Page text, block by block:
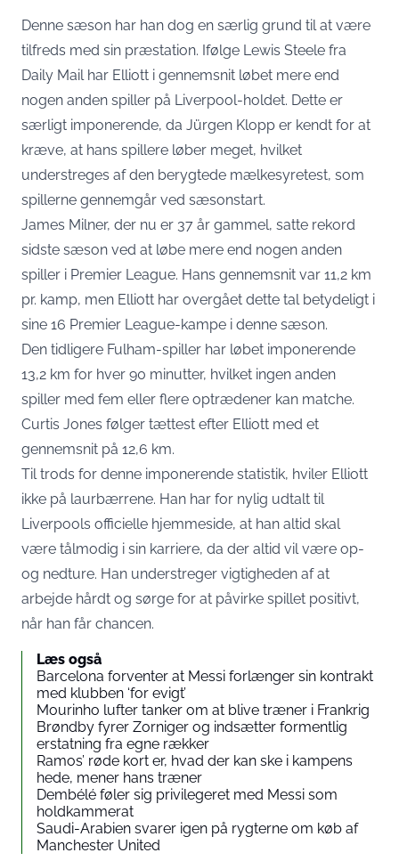
Denne sæson har han dog en særlig grund til at være
tilfreds med sin præstation. Ifølge Lewis Steele fra
Daily Mail har Elliott i gennemsnit løbet mere end
nogen anden spiller på Liverpool-holdet. Dette er
særligt imponerende, da Jürgen Klopp er kendt for at
kræve, at hans spillere løber meget, hvilket
understreges af den berygtede mælkesyretest, som
spillerne gennemgår ved sæsonstart.
James Milner, der nu er 37 år gammel, satte rekord
sidste sæson ved at løbe mere end nogen anden
spiller i Premier League. Hans gennemsnit var 11,2 km
pr. kamp, men Elliott har overgået dette tal betydeligt i
sine 16 Premier League-kampe i denne sæson.
Den tidligere Fulham-spiller har løbet imponerende
13,2 km for hver 90 minutter, hvilket ingen anden
spiller med fem eller flere optrædener kan matche.
Curtis Jones følger tættest efter Elliott med et
gennemsnit på 12,6 km.
Til trods for denne imponerende statistik, hviler Elliott
ikke på laurbærrene. Han har for nylig udtalt til
Liverpools officielle hjemmeside, at han altid skal
være tålmodig i sin karriere, da der altid vil være op-
og nedture. Han understreger vigtigheden af at
arbejde hårdt og sørge for at påvirke spillet positivt,
når han får chancen.
Læs også
Barcelona forventer at Messi forlænger sin kontrakt
med klubben ‘for evigt’
Mourinho lufter tanker om at blive træner i Frankrig
Brøndby fyrer Zorniger og indsætter formentlig
erstatning fra egne rækker
Ramos’ røde kort er, hvad der kan ske i kampens
hede, mener hans træner
Dembélé føler sig privilegeret med Messi som
holdkammerat
Saudi-Arabien svarer igen på rygterne om køb af
Manchester United